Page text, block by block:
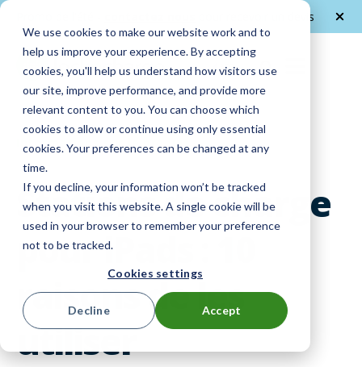
We use cookies to make our website work and to
help us improve your experience. By accepting
cookies, you'll help us understand how visitors use
our site, improve performance, and provide more
relevant content to you. You can choose which
cookies to allow or continue using only essential
cookies. Your preferences can be changed at any
time.
If you decline, your information won’t be tracked
when you visit this website. A single cookie will be
used in your browser to remember your preference
not to be tracked.
Cookies settings
Accept
Decline
pour recevoir un devis
FR
Informations sur le produit
Stations de charge
pour iPads : 10
raisons de les
utiliser